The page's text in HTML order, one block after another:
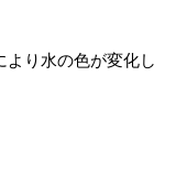
り水の色が変化し